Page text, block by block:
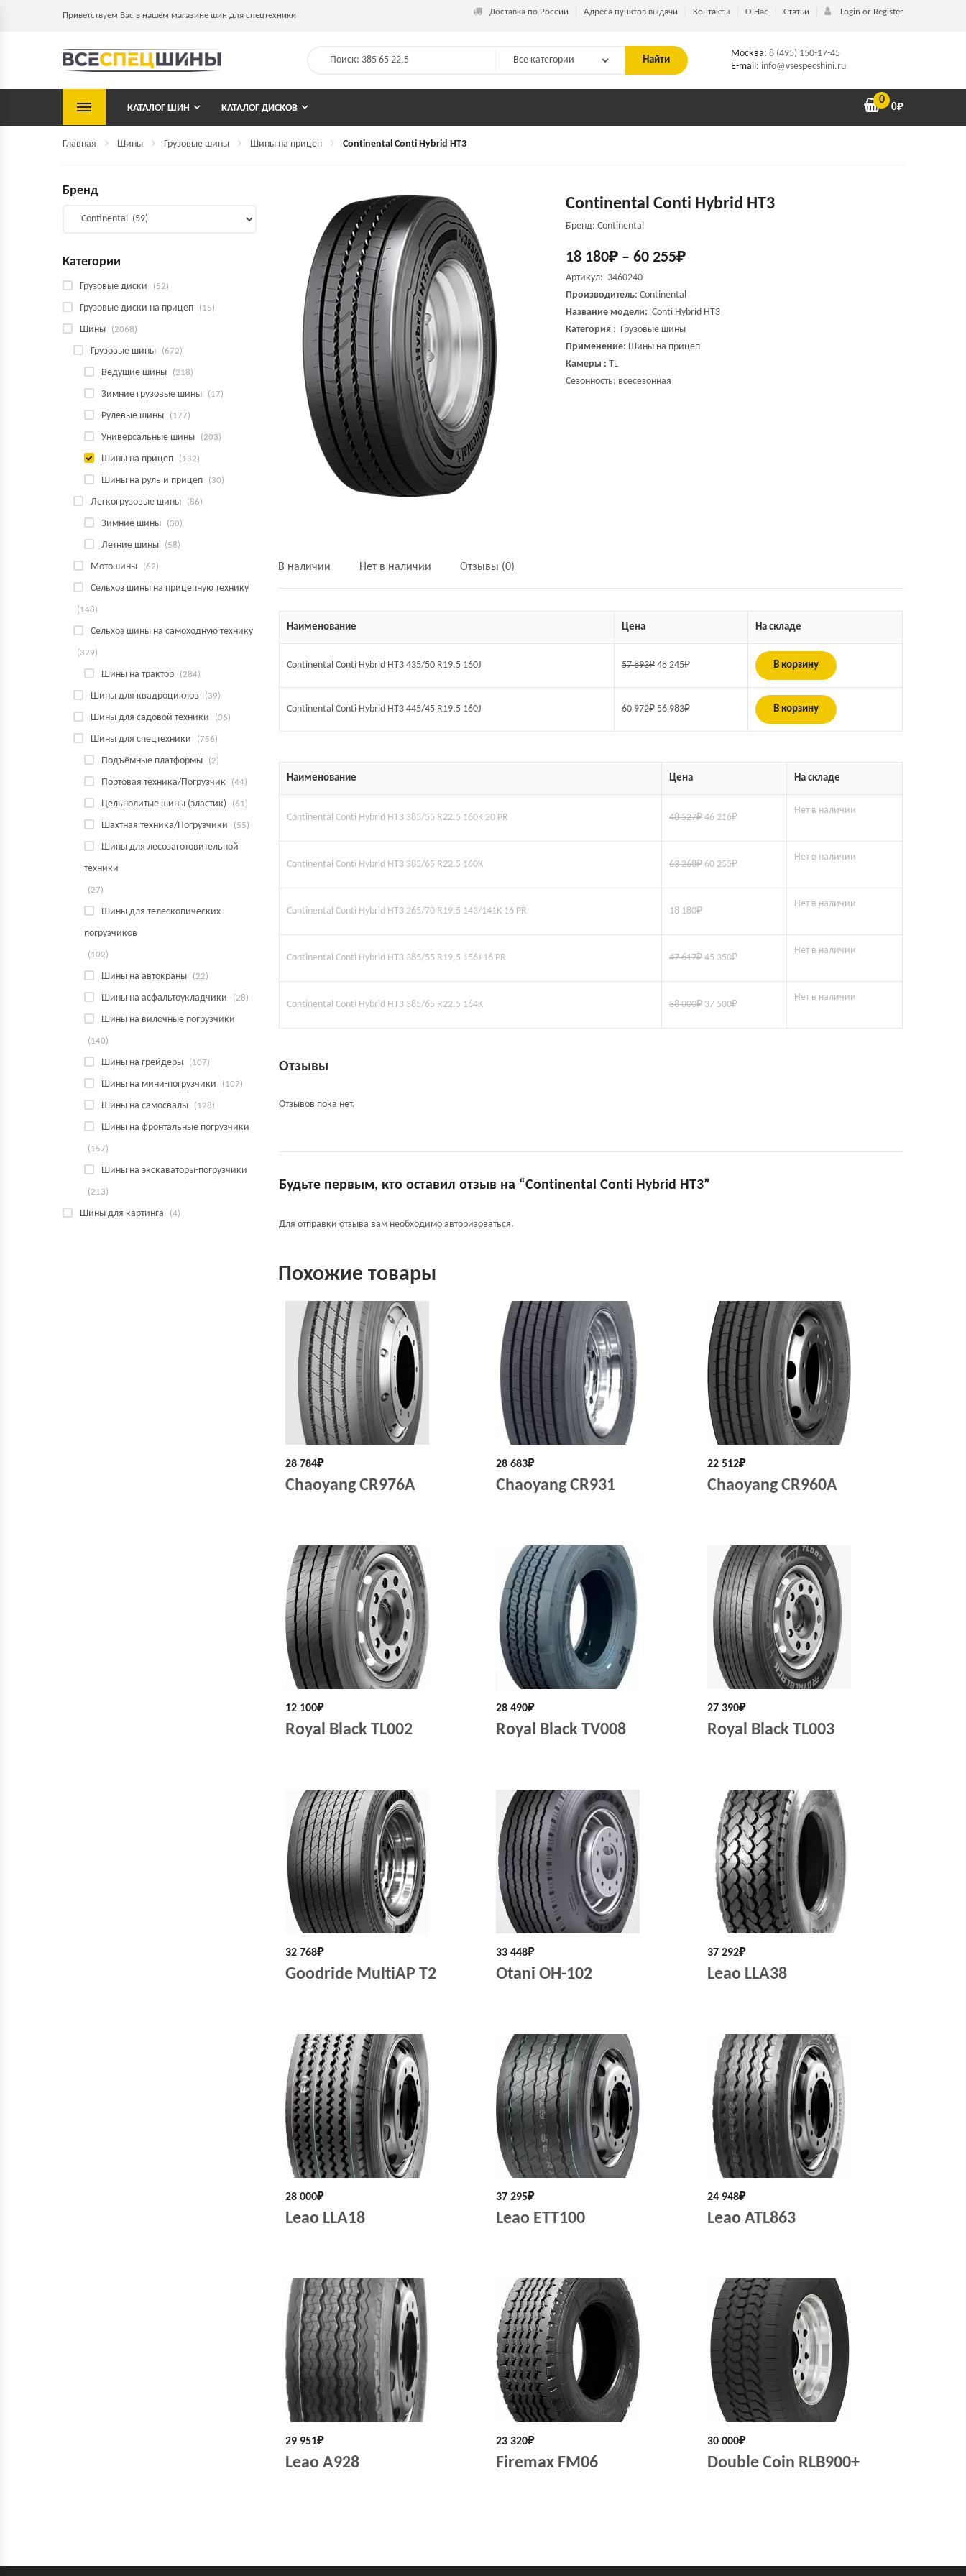
Приветствуем Вас в нашем магазине шин для спецтехники Доставка по России Адреса пунктов выдачи Контакты О Нас Статьи Login or Register
Найти
Москва: 8 (495) 150-17-45
E-mail: info@vsespecshini.ru
КАТАЛОГ ШИН КАТАЛОГ ДИСКОВ
0
0₽
Главная Шины Грузовые шины Шины на прицеп Continental Conti Hybrid HT3
Continental Conti Hybrid HT3
Бренд: Continental
18 180₽ – 60 255₽
Артикул: 3460240
Производитель: Continental
Название модели: Conti Hybrid HT3
Категория : Грузовые шины
Применение: Шины на прицеп
Камеры : TL
Сезонность: всесезонная
В наличии Нет в наличии Отзывы (0)
Наименование Цена На складе
Continental Conti Hybrid HT3 435/50 R19,5 160J 57 893₽ 48 245₽ В корзину
Continental Conti Hybrid HT3 445/45 R19,5 160J 60 972₽ 56 983₽ В корзину
Наименование Цена На складе
Continental Conti Hybrid HT3 385/55 R22,5 160K 20 PR 48 527₽ 46 216₽
Нет в наличии
Continental Conti Hybrid HT3 385/65 R22,5 160K 63 268₽ 60 255₽
Нет в наличии
Continental Conti Hybrid HT3 265/70 R19,5 143/141K 16 PR 18 180₽
Нет в наличии
Continental Conti Hybrid HT3 385/55 R19,5 156J 16 PR 47 617₽ 45 350₽
Нет в наличии
Continental Conti Hybrid HT3 385/65 R22,5 164K 38 000₽ 37 500₽
Нет в наличии
Отзывы
Отзывов пока нет.
Будьте первым, кто оставил отзыв на “Continental Conti Hybrid HT3”
Для отправки отзыва вам необходимо авторизоваться.
Похожие товары
28 784₽
Chaoyang CR976A
28 683₽
Chaoyang CR931
22 512₽
Chaoyang CR960A
12 100₽
Royal Black TL002
28 490₽
Royal Black TV008
27 390₽
Royal Black TL003
32 768₽
Goodride MultiAP T2
33 448₽
Otani OH-102
37 292₽
Leao LLA38
28 000₽
Leao LLA18
37 295₽
Leao ETT100
24 948₽
Leao ATL863
29 951₽
Leao A928
23 320₽
Firemax FM06
30 000₽
Double Coin RLB900+
Бренд
Категории
Грузовые диски (52)
Грузовые диски на прицеп (15)
Шины (2068)
Грузовые шины (672)
Ведущие шины (218)
Зимние грузовые шины (17)
Рулевые шины (177)
Универсальные шины (203)
Шины на прицеп (132)
Шины на руль и прицеп (30)
Легкогрузовые шины (86)
Зимние шины (30)
Летние шины (58)
Мотошины (62)
Сельхоз шины на прицепную технику
(148)
Сельхоз шины на самоходную технику
(329)
Шины на трактор (284)
Шины для квадроциклов (39)
Шины для садовой техники (36)
Шины для спецтехники (756)
Подъёмные платформы (2)
Портовая техника/Погрузчик (44)
Цельнолитые шины (эластик) (61)
Шахтная техника/Погрузчики (55)
Шины для лесозаготовительной
техники
(27)
Шины для телескопических
погрузчиков
(102)
Шины на автокраны (22)
Шины на асфальтоукладчики (28)
Шины на вилочные погрузчики
(140)
Шины на грейдеры (107)
Шины на мини-погрузчики (107)
Шины на самосвалы (128)
Шины на фронтальные погрузчики
(157)
Шины на экскаваторы-погрузчики
(213)
Шины для картинга (4)